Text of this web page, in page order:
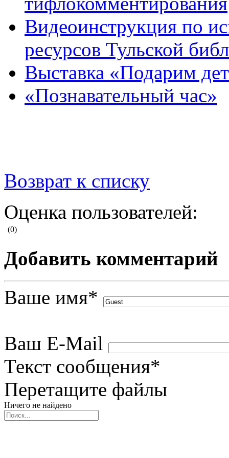
Видеоинструкция по
ресурсов Тульской
Выставка «Подарим
«Познавательный час»
Возврат к списку
Оценка пользователей:
(0)
Добавить комментарий
Ваше имя*
Ваш E-Mail
Текст сообщения*
Перетащите файлы
Ничего не найдено